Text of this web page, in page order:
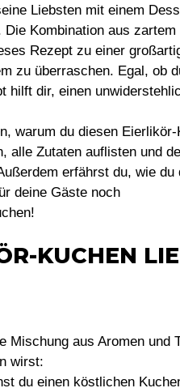
Liebsten mit einem
Kombination aus zartem
Rezept zu einer
zu überraschen. Egal, ob
hilft dir, einen
warum du diesen Eierlikör-
alle Zutaten auflisten und
erfährst du, wie du
deine Gäste noch
KUCHEN
aus Aromen und
wirst:
du einen köstlichen